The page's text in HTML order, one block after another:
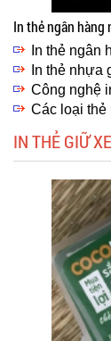
In thẻ ngân hàng
In thẻ ngân
In thẻ nhựa
Công nghệ
Các loại thẻ
IN THẺ GIỮ XE